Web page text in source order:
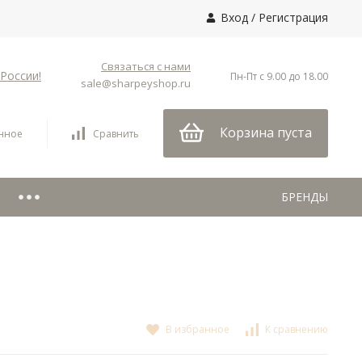
Вход / Регистрация
Связаться с нами
sale@sharpeyshop.ru
Пн-Пт с 9.00 до 18.00
Сравнить Корзина пуста
БРЕНДЫ
В избранное К сравнению